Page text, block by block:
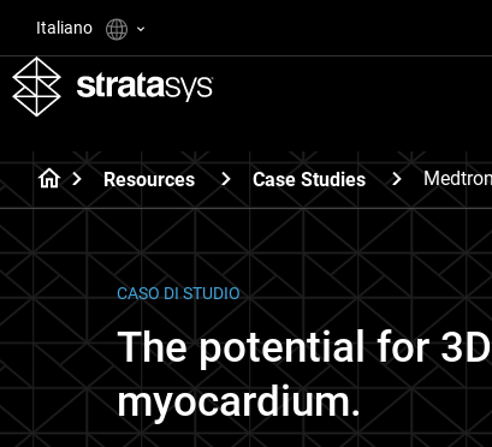
Italiano
Resources Case Studies
CASO DI STUDIO
The potential for
myocardium.